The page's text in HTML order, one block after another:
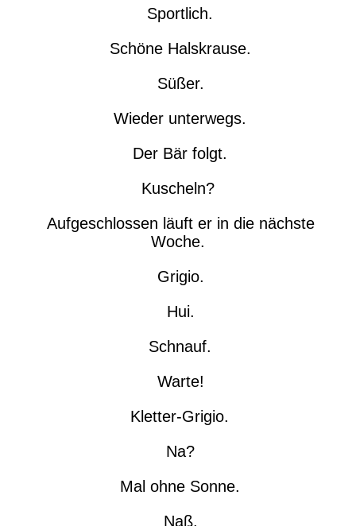
Sportlich.
Schöne Halskrause.
Süßer.
Wieder unterwegs.
Der Bär folgt.
Kuscheln?
Aufgeschlossen läuft er in die nächste
Woche.
Grigio.
Hui.
Schnauf.
Warte!
Kletter-Grigio.
Na?
Mal ohne Sonne.
Naß.